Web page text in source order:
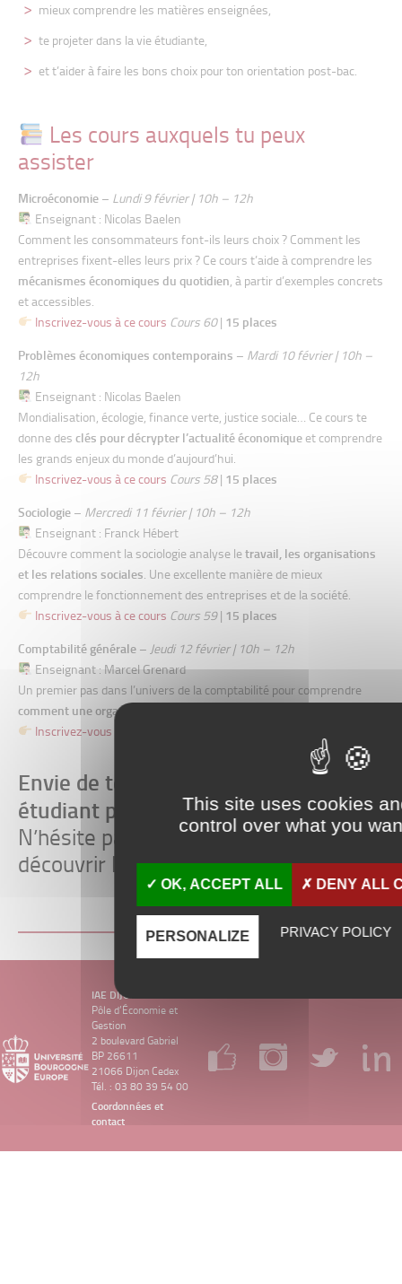
mieux comprendre les matières enseignées,
te projeter dans la vie étudiante,
et t’aider à faire les bons choix pour ton orientation post-bac.
Les cours auxquels tu peux
assister
Microéconomie – Lundi 9 février | 10h – 12h
Enseignant : Nicolas Baelen
Comment les consommateurs font-ils leurs choix ? Comment les
entreprises fixent-elles leurs prix ? Ce cours t’aide à comprendre les
mécanismes économiques du quotidien, à partir d’exemples concrets
et accessibles.
Inscrivez-vous à ce cours Cours 60| 15 places
Problèmes économiques contemporains – Mardi 10 février | 10h –
12h
Enseignant : Nicolas Baelen
Mondialisation, écologie, finance verte, justice sociale… Ce cours te
donne des clés pour décrypter l’actualité économique et comprendre
les grands enjeux du monde d’aujourd’hui.
Inscrivez-vous à ce cours Cours 58| 15 places
Sociologie – Mercredi 11 février | 10h – 12h
Enseignant : Franck Hébert
Découvre comment la sociologie analyse letravail, les organisations
et les relations sociales. Une excellente manière de mieux
comprendre le fonctionnement des entreprises et de la société.
Inscrivez-vous à ce cours Cours 59| 15 places
Comptabilité générale – Jeudi 12 février | 10h – 12h
Enseignant : Marcel Grenard
Un premier pas dans l’univers de la comptabilité pour comprendre
comment une organisation suit et analyse ses finances
Inscrivez-vous à ce cours
Envie de te mettre dans la peau d’un
étudiant pendant une semaine ?
N’hésite pas à t’inscrire et à venir
découvrir l’IAE Dijon de l’intérieur !
IAE DIJON
Pôle d’Économie et
Gestion
2 boulevard Gabriel
BP 26611
21066 Dijon Cedex
Tél. : 03 80 39 54 00
Coordonnées et
contact
This site uses cookies
control over what you
OK, ACCEPT ALL DENY ALL
PERSONALIZE PRIVACY POLICY